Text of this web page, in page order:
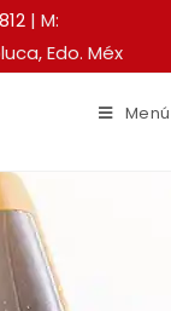
| M:
Edo. Méx
Menú